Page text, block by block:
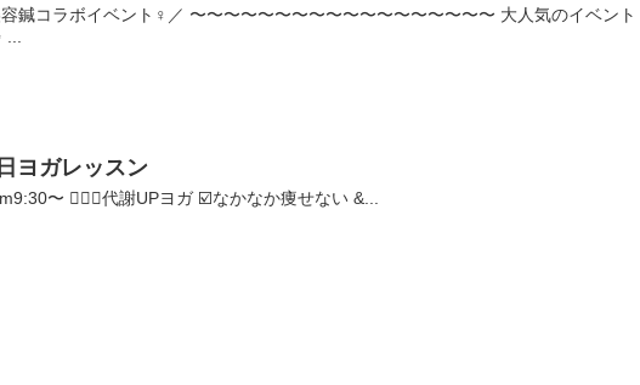
容鍼コラボイベント‍♀️／ 〜〜〜〜〜〜〜〜〜〜〜〜〜〜〜〜〜〜 大人気のイベント
ヨガレッスン
〜 🧘🏾‍♀️代謝UPヨガ ☑️なかなか痩せない &...